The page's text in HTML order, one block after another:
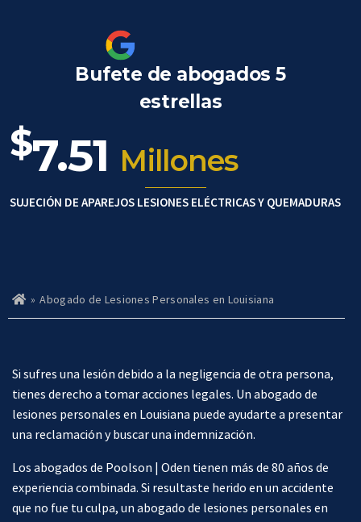
Bufete de abogados 5
estrellas
$7.51 Millones
SUJECIÓN DE APAREJOS LESIONES ELÉCTRICAS Y QUEMADURAS
Ho
m
» Abogado de Lesiones Personales en Louisiana
Si sufres una lesión debido a la negligencia de otra persona,
tienes derecho a tomar acciones legales. Un abogado de
lesiones personales en Louisiana puede ayudarte a presentar
una reclamación y buscar una indemnización.
Los abogados de Poolson | Oden tienen más de 80 años de
experiencia combinada. Si resultaste herido en un accidente
que no fue tu culpa, un abogado de lesiones personales en